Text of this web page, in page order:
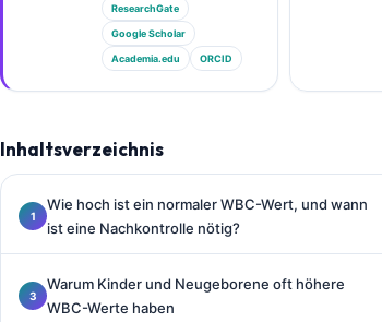
ResearchGate
Google Scholar
Academia.edu ORCID
Inhaltsverzeichnis
Wie hoch ist ein normaler WBC-Wert, und wann
ist eine Nachkontrolle nötig?
Warum Kinder und Neugeborene oft höhere
WBC-Werte haben